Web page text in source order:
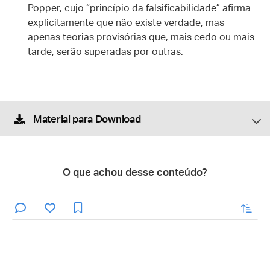
Popper, cujo “princípio da falsificabilidade” afirma
explicitamente que não existe verdade, mas
apenas teorias provisórias que, mais cedo ou mais
tarde, serão superadas por outras.
Material para Download
O que achou desse conteúdo?
enviar